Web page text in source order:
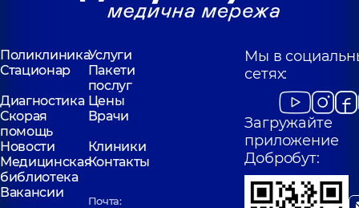
ПоликлиникаУслуги
Стационар
Пакети
послуг
Диагностика Цены
Скорая
помощь
Врачи
Новости
Клиники
Медицинская
библиотека
Контакты
Вакансии
Почта:
Мы в
сетях:
Загружайте
приложение
Добробут: